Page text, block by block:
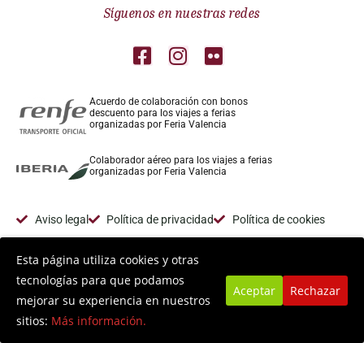
Síguenos en nuestras redes
Acuerdo de colaboración con bonos
descuento para los viajes a ferias
organizadas por Feria Valencia
Colaborador aéreo para los viajes a ferias
organizadas por Feria Valencia
Aviso legal Política de privacidad Política de cookies
Esta página utiliza cookies y otras
tecnologías para que podamos
mejorar su experiencia en nuestros
sitios: Más información.
Aceptar Rechazar